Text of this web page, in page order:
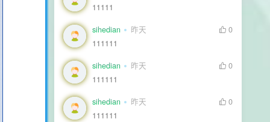
11111
sihedian 昨天
0
111111
sihedian 昨天
0
111111
sihedian 昨天
0
111111
生活也美好了！